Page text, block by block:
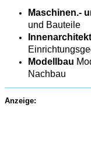
Maschinen.-
und Bauteile
Modellbau
Nachbau
Anzeige: